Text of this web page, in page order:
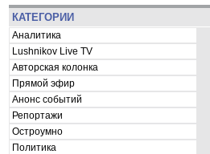
КАТЕГОРИИ
Аналитика
Lushnikov Live TV
Авторская колонка
Прямой эфир
Анонс событий
Репортажи
Остроумно
Политика